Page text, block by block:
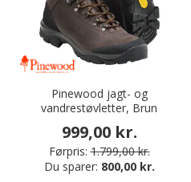
Pinewood jagt- og
vandrestøvletter, Brun
999,00 kr.
Førpris: 1.799,00 kr.
Du sparer: 800,00 kr.